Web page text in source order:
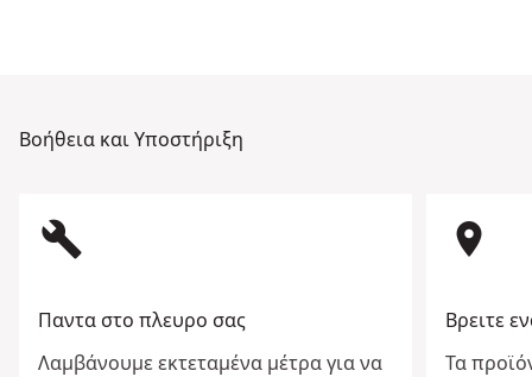
Βοήθεια και Υποστήριξη
build
Παντα στο πλευρο σας
Λαμβάνουμε εκτεταμένα μέτρα για να
room
Βρειτε
Τα